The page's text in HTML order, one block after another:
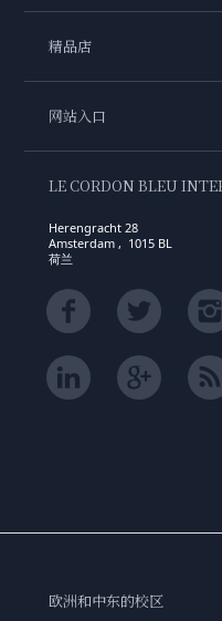
精品店
网站入口
LE CORDON BLEU
Herengracht 28
Amsterdam , 1015 BL
荷兰
欧洲和中东的校区